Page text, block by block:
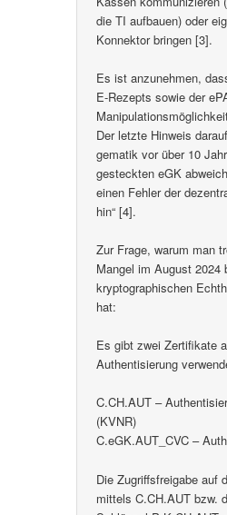
die TI aufbauen) oder
Konnektor bringen [3].
Es ist anzunehmen,
E-Rezepts sowie der
Der letzte Hinweis
gematik vor über 10
gesteckten eGK
einen Fehler der
hin“ [4].
Zur Frage, warum man
Mangel im August 2024
kryptographischen
hat:
Es gibt zwei Zertifikate
Authentisierung
C.CH.AUT –
(KVNR)
C.eGK.AUT_CVC –
Die Zugriffsfreigabe auf
mittels C.CH.AUT bzw.